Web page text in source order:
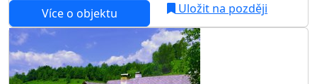
Více o objektu Uložit na později